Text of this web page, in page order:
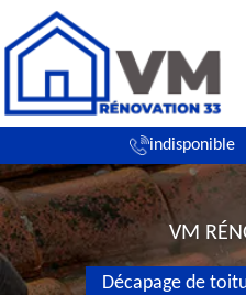
indisponible
VM
Décapage de